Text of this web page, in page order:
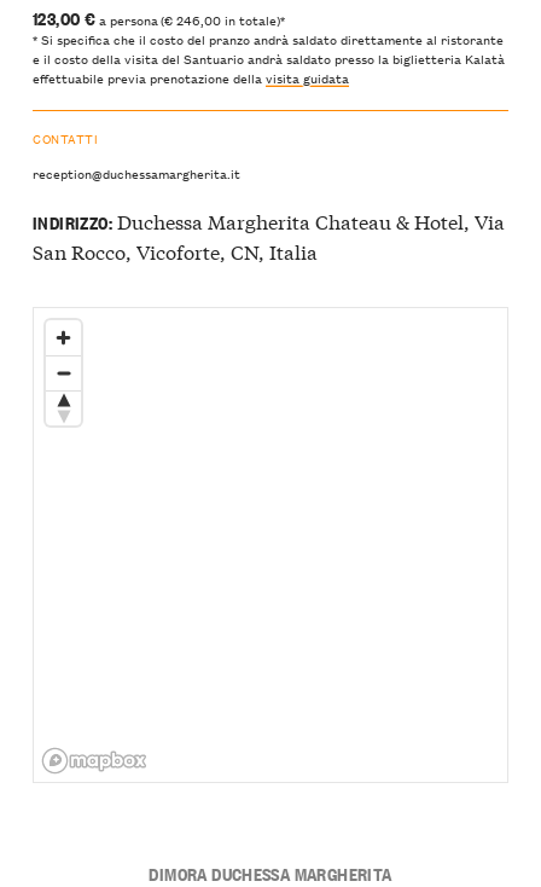
123,00 €a persona (€ 246,00 in totale)*
* Si specifica che il costo del pranzo andrà saldato direttamente al ristorante
e il costo della visita del Santuario andrà saldato presso la biglietteria Kalatà
effettuabile previa prenotazione della visita guidata
CONTATTI
reception@duchessamargherita.it
INDIRIZZO:Duchessa Margherita Chateau & Hotel, Via
San Rocco, Vicoforte, CN, Italia
DIMORA DUCHESSA MARGHERITA